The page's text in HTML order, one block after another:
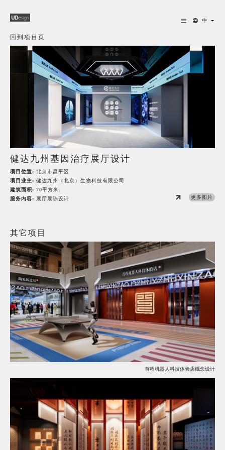
中
回到项目页
健达九州基因治疗展厅设计
更多图片
项目位置: 北京市昌平区
项目业主: 健达九州（北京）生物科技有限公司
建筑面积: 70平方米
服务内容: 展厅展陈设计
其它项目
首程机器人科技体验店概念设计